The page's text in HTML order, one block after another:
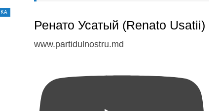
Ренато Усатый (Renato Usatii)
www.partidulnostru.md